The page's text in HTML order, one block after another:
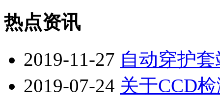
热点资讯
2019-11-27 自动穿护
2019-07-24 关于CCD